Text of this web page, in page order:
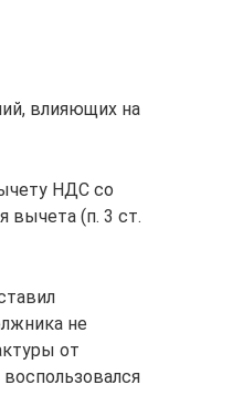
влияющих на
НДС со
вычета (п. 3 ст.
не
от